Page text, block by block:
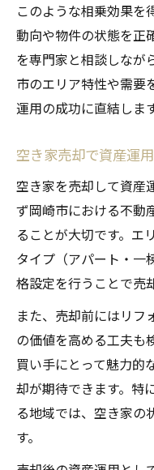
このような相乗効果を
動向や物件の状態を正
を専門家と相談しなが
市のエリア特性や需要
運用の成功に直結します
空き家売却で資産運
空き家を売却して資産
ず岡崎市における不動
ることが大切です。エ
タイプ（アパート・一
格設定を行うことで売
また、売却前にはリフ
の価値を高める工夫も
買い手にとって魅力的
却が期待できます。特
る地域では、空き家の
す。